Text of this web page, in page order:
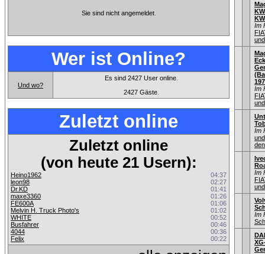
Sie sind nicht angemeldet.
Wer ist Online?
Und wo?
Es sind 2427 User online.
2427 Gäste.
Zuletzt online
Zuletzt online
(von heute 21 Usern):
Heino1962
04:37
leon98
02:27
Dr.KD
01:41
maxe3360
01:26
FE600A
01:06
Melvin H. Truck Photo's
01:02
WHITE
00:52
Busfahrer
00:46
4044
00:36
Felix
00:22
Im
Im
Im
Im
Im